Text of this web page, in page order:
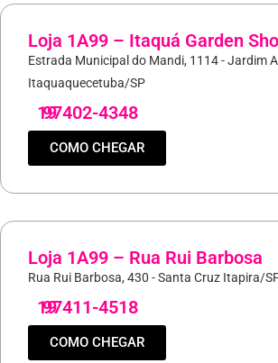
Loja 1A99 – Itaquá Garden
Estrada Municipal do Mandi, 1114 - Jardim
Itaquaquecetuba/SP
19
97402-4348
COMO CHEGAR
Loja 1A99 – Rua Rui Barbosa
Rua Rui Barbosa, 430 - Santa Cruz Itapira/
19
97411-4518
COMO CHEGAR